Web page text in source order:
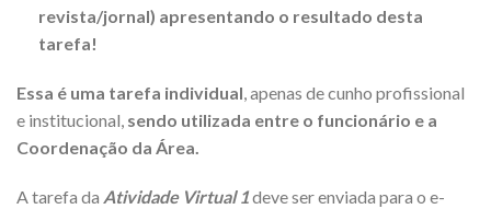
revista/jornal) apresentando o resultado desta
tarefa!
Essa é uma tarefa individual, apenas de cunho profissional
e institucional, sendo utilizada entre o funcionário e a
Coordenação da Área.
A tarefa da Atividade Virtual 1deve ser enviada para o e-